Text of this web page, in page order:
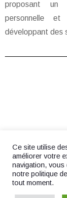
proposant un
personnelle
développant des
© 2023
Ce site utilise
améliorer votre
navigation, vous
notre politique
tout moment.